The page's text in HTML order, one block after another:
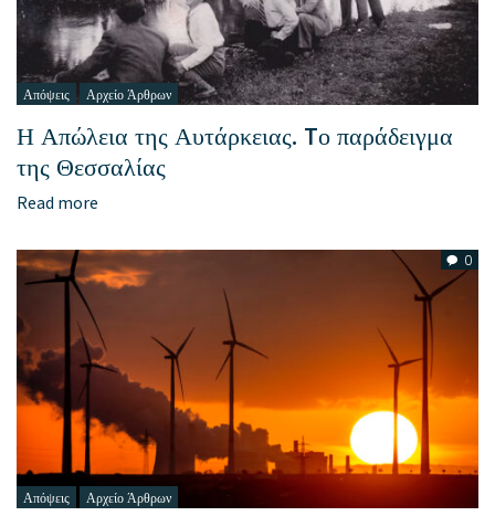
Απόψεις Αρχείο Άρθρων
Η Απώλεια της Αυτάρκειας. Tο παράδειγμα
της Θεσσαλίας
Read more
0
Απόψεις Αρχείο Άρθρων